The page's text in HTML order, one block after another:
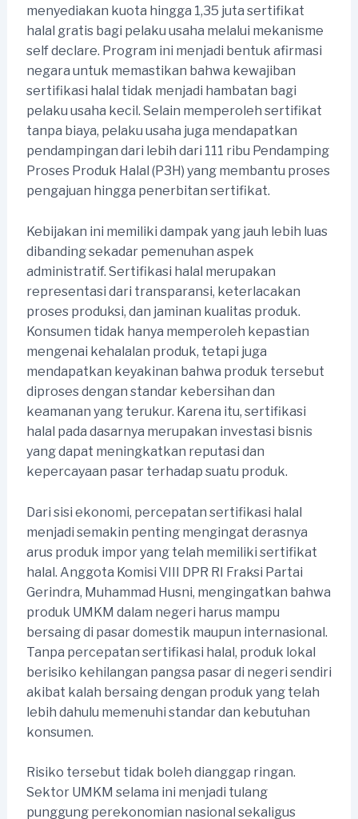
menyediakan kuota hingga 1,35 juta sertifikat
halal gratis bagi pelaku usaha melalui mekanisme
self declare. Program ini menjadi bentuk afirmasi
negara untuk memastikan bahwa kewajiban
sertifikasi halal tidak menjadi hambatan bagi
pelaku usaha kecil. Selain memperoleh sertifikat
tanpa biaya, pelaku usaha juga mendapatkan
pendampingan dari lebih dari 111 ribu Pendamping
Proses Produk Halal (P3H) yang membantu proses
pengajuan hingga penerbitan sertifikat.
Kebijakan ini memiliki dampak yang jauh lebih luas
dibanding sekadar pemenuhan aspek
administratif. Sertifikasi halal merupakan
representasi dari transparansi, keterlacakan
proses produksi, dan jaminan kualitas produk.
Konsumen tidak hanya memperoleh kepastian
mengenai kehalalan produk, tetapi juga
mendapatkan keyakinan bahwa produk tersebut
diproses dengan standar kebersihan dan
keamanan yang terukur. Karena itu, sertifikasi
halal pada dasarnya merupakan investasi bisnis
yang dapat meningkatkan reputasi dan
kepercayaan pasar terhadap suatu produk.
Dari sisi ekonomi, percepatan sertifikasi halal
menjadi semakin penting mengingat derasnya
arus produk impor yang telah memiliki sertifikat
halal. Anggota Komisi VIII DPR RI Fraksi Partai
Gerindra, Muhammad Husni, mengingatkan bahwa
produk UMKM dalam negeri harus mampu
bersaing di pasar domestik maupun internasional.
Tanpa percepatan sertifikasi halal, produk lokal
berisiko kehilangan pangsa pasar di negeri sendiri
akibat kalah bersaing dengan produk yang telah
lebih dahulu memenuhi standar dan kebutuhan
konsumen.
Risiko tersebut tidak boleh dianggap ringan.
Sektor UMKM selama ini menjadi tulang
punggung perekonomian nasional sekaligus